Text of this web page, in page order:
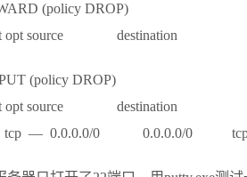
(policy DROP)
opt source destination
(policy DROP)
opt source destination
tcp — 0.0.0.0/0 0.0.0.0/0 tcp